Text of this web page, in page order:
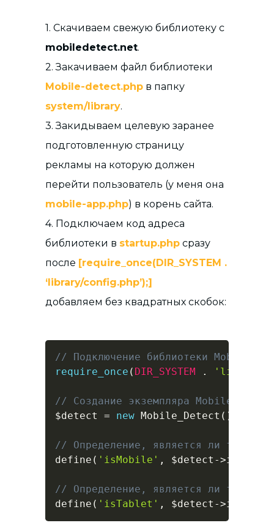
1. Скачиваем свежую библиотеку с
mobiledetect.net.
2. Закачиваем файл библиотеки
Mobile-detect.php в папку
system/library.
3. Закидываем целевую заранее
подготовленную страницу
рекламы на которую должен
перейти пользователь (у меня она
mobile-app.php) в корень сайта.
4. Подключаем код адреса
библиотеки в startup.php сразу
после [require_once(DIR_SYSTEM .
‘library/config.php’);]
добавляем без квадратных скобок:
// Подключение библиотеки Mobile
require_once ( DIR_SYSTEM . 'library/
// Создание экземпляра Mobile
$detect
= new Mobile_Detect ( )
// Определение, является ли текущее
define ( 'isMobile' , $detect ->
// Определение, является ли текущее
define ( 'isTablet' , $detect ->